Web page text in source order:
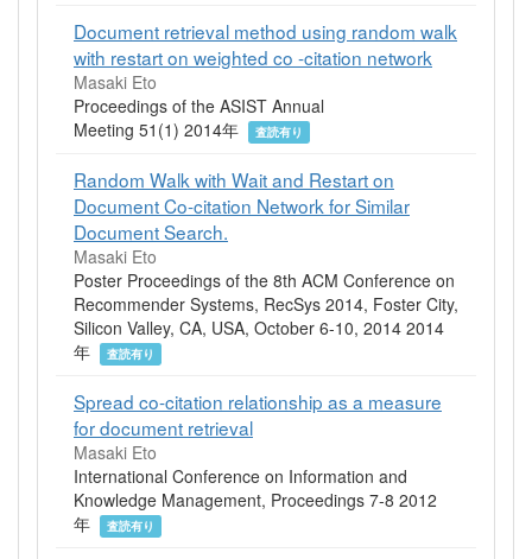
Document retrieval method using random walk
with restart on weighted co -citation network
Masaki Eto
Proceedings of the ASIST Annual
Meeting 51(1) 2014年
査読有り
Random Walk with Wait and Restart on
Document Co-citation Network for Similar
Document Search.
Masaki Eto
Poster Proceedings of the 8th ACM Conference on
Recommender Systems, RecSys 2014, Foster City,
Silicon Valley, CA, USA, October 6-10, 2014 2014
年
査読有り
Spread co-citation relationship as a measure
for document retrieval
Masaki Eto
International Conference on Information and
Knowledge Management, Proceedings 7-8 2012
年
査読有り